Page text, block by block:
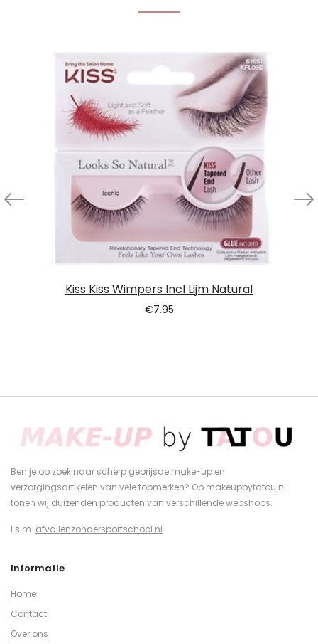
Kiss Kiss Wimpers Incl Lijm Natural
€7.95
Ben je op zoek naar scherp geprijsde make-up en
verzorgingsartikelen van vele topmerken? Op makeupbytatou.nl
tonen wij duizenden producten van verschillende webshops.
I.s.m. afvallenzondersportschool.nl
Informatie
Home
Contact
Over ons